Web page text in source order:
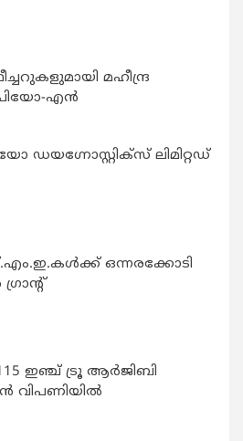
മഹീന്ദ്ര
എൻ
ഡയഗ്നോസ്റ്റിക്സ് ലിമിറ്റഡ്
ഒന്നരക്കോടി
ഇഞ്ച് ട്രൂ ആർജിബി
വിപണിയിൽ